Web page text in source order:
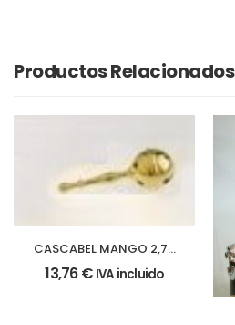
Productos Relacionados
CASCABEL MANGO 2,7 x
7 cm
13,76€ IVA incluido